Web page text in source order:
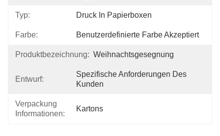
Typ: Druck In Papierboxen
Farbe: Benutzerdefinierte Farbe Akzeptiert
Produktbezeichnung: Weihnachtsgesegnung
Entwurf:
Spezifische Anforderungen Des
Kunden
Verpackung
Informationen:
Kartons